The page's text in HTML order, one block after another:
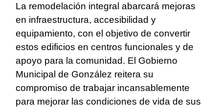
La remodelación integral abarcará mejoras
en infraestructura, accesibilidad y
equipamiento, con el objetivo de convertir
estos edificios en centros funcionales y de
apoyo para la comunidad. El Gobierno
Municipal de González reitera su
compromiso de trabajar incansablemente
para mejorar las condiciones de vida de sus